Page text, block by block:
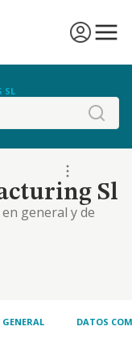
SL
Sl
general y de
accesorios
(epis),
bolsos y
de caucho,
DATOS